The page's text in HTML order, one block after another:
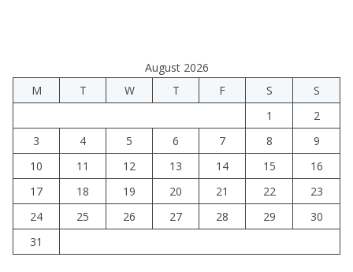
August 2026
M
T W T F S
S
1
2
3
4 5 6 7 8
9
10
11 12 13 14 15
16
17
18 19 20 21 22
23
24
25 26 27 28 29
30
31